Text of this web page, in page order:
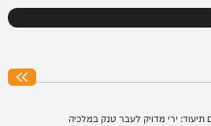
ירי מדויק לעבר טנק במלכיה